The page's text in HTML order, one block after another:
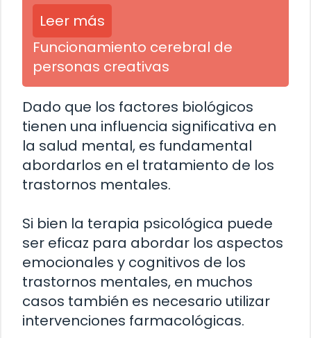
Leer más
Funcionamiento cerebral de
personas creativas
Dado que los factores biológicos
tienen una influencia significativa en
la salud mental, es fundamental
abordarlos en el tratamiento de los
trastornos mentales.
Si bien la terapia psicológica puede
ser eficaz para abordar los aspectos
emocionales y cognitivos de los
trastornos mentales, en muchos
casos también es necesario utilizar
intervenciones farmacológicas.